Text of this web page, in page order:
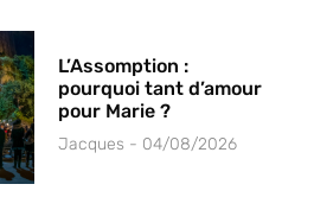
L’Assomption :
pourquoi tant d’amour
pour Marie ?
Jacques 04/08/2026